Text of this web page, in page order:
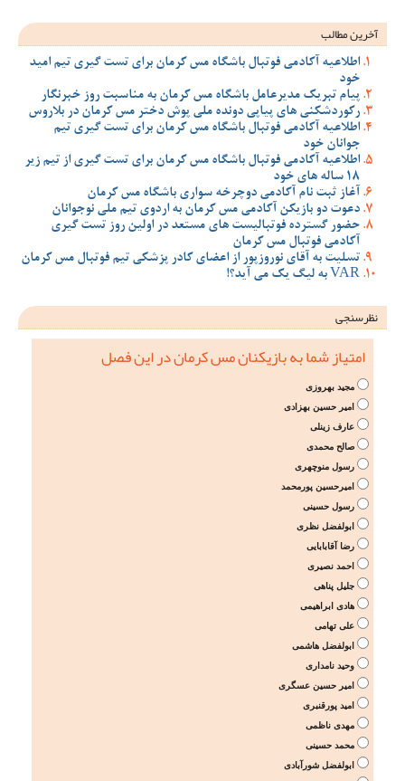
آخرین مطالب
اطلاعیه آکادمی فوتبال باشگاه مس کرمان برای تست گیری تیم امید
خود
پیام تبریک مدیرعامل باشگاه مس کرمان به مناسبت روز خبرنگار
رکوردشکنی های پیاپی دونده ملی پوش دختر مس کرمان در بلاروس
اطلاعیه آکادمی فوتبال باشگاه مس کرمان برای تست گیری تیم
جوانان خود
اطلاعیه آکادمی فوتبال باشگاه مس کرمان برای تست گیری از تیم زیر
18 ساله های خود
آغاز ثبت نام آکادمی دوچرخه سواری باشگاه مس کرمان
دعوت دو بازیکن آکادمی مس کرمان به اردوی تیم ملی نوجوانان
حضور گسترده فوتبالیست های مستعد در اولین روز تست گیری
آکادمی فوتبال مس کرمان
تسلیت به آقای نوروزپور از اعضای کادر پزشکی تیم فوتبال مس کرمان
VAR به لیگ یک می آید؟!
نظرسنجی
امتیاز شما به بازیکنان مس کرمان در این فصل
مجید بهروزی
امیر حسین بهزادی
عارف زینلی
صالح محمدی
رسول منوچهری
امیرحسین پورمحمد
رسول حسینی
ابولفضل نظری
رضا آقابابایی
احمد نصیری
جلیل پناهی
هادی ابراهیمی
علی تهامی
ابولفضل هاشمی
وحید نامداری
امیر حسین عسگری
امید پورقنبری
مهدی ناظمی
محمد حسینی
ابولفضل شورآبادی